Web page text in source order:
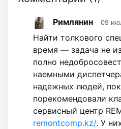
Римлянин 09
Найти толкового
время — задача не
полно
наемными
надежных людей,
порекомендовали
сервисный центр
remontcomp.kz/. У